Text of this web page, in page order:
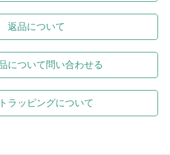
返品について
について問い合わせる
ラッピングについて